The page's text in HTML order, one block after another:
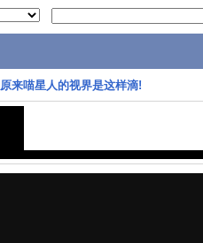
原来喵星人的视界是这样滴!